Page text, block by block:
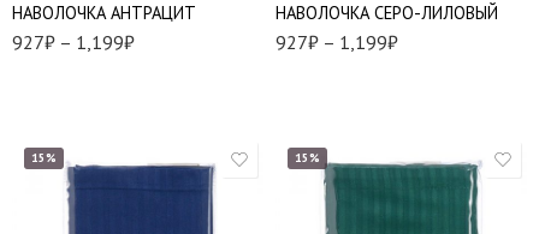
НАВОЛОЧКА АНТРАЦИТ
927₽ – 1,199₽
НАВОЛОЧКА СЕРО-ЛИЛОВЫЙ
927₽ – 1,199₽
15% 15%